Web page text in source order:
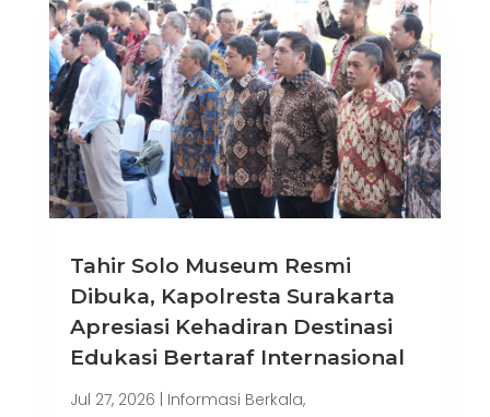
Tahir Solo Museum Resmi
Dibuka, Kapolresta Surakarta
Apresiasi Kehadiran Destinasi
Edukasi Bertaraf Internasional
Jul 27, 2026 Informasi Berkala,